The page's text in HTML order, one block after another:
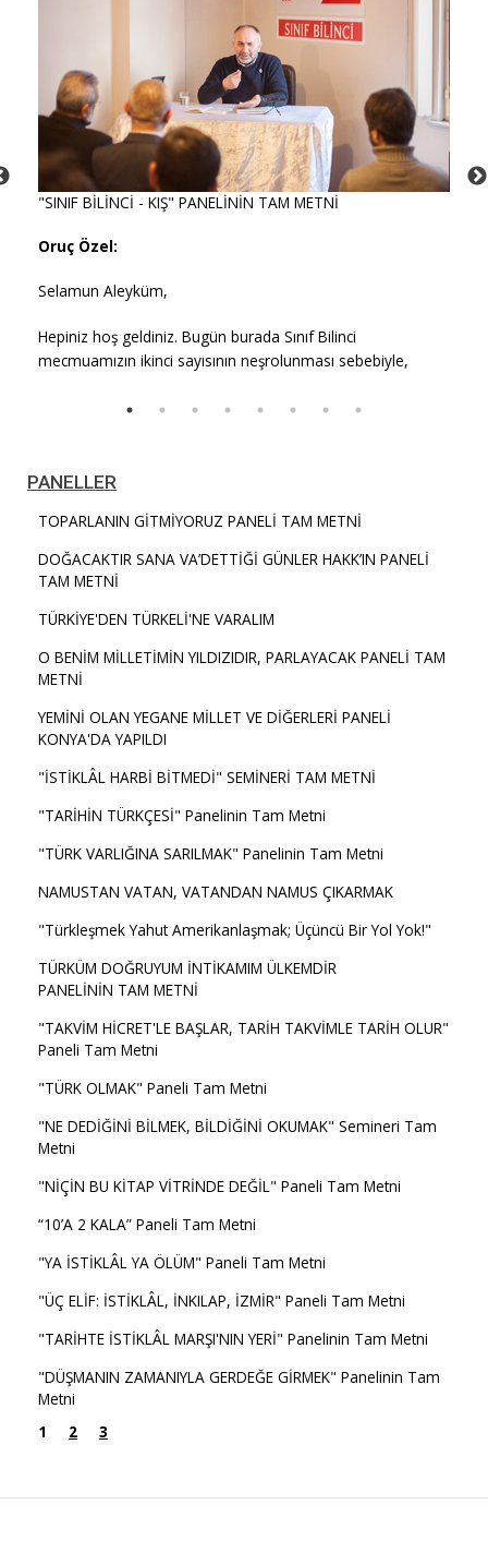
"SINIF BİLİNCİ - KIŞ" PANELİNİN TAM METNİ
Oruç Özel:
Selamun Aleyküm,
Hepiniz hoş geldiniz. Bugün burada Sınıf Bilinci
mecmuamızın ikinci sayısının neşrolunması sebebiyle,
PANELLER
TOPARLANIN GİTMİYORUZ PANELİ TAM METNİ
DOĞACAKTIR SANA VA’DETTİĞİ GÜNLER HAKK’IN PANELİ
TAM METNİ
TÜRKİYE'DEN TÜRKELİ'NE VARALIM
O BENİM MİLLETİMİN YILDIZIDIR, PARLAYACAK PANELİ TAM
METNİ
YEMİNİ OLAN YEGANE MİLLET VE DİĞERLERİ PANELİ
KONYA'DA YAPILDI
"İSTİKLÂL HARBİ BİTMEDİ" SEMİNERİ TAM METNİ
"TARİHİN TÜRKÇESİ" Panelinin Tam Metni
"TÜRK VARLIĞINA SARILMAK" Panelinin Tam Metni
NAMUSTAN VATAN, VATANDAN NAMUS ÇIKARMAK
"Türkleşmek Yahut Amerikanlaşmak; Üçüncü Bir Yol Yok!"
TÜRKÜM DOĞRUYUM İNTİKAMIM ÜLKEMDİR
PANELİNİN TAM METNİ
"TAKVİM HİCRET'LE BAŞLAR, TARİH TAKVİMLE TARİH OLUR"
Paneli Tam Metni
"TÜRK OLMAK" Paneli Tam Metni
"NE DEDİĞİNİ BİLMEK, BİLDİĞİNİ OKUMAK" Semineri Tam
Metni
"NİÇİN BU KİTAP VİTRİNDE DEĞİL" Paneli Tam Metni
“10’A 2 KALA” Paneli Tam Metni
"YA İSTİKLÂL YA ÖLÜM" Paneli Tam Metni
"ÜÇ ELİF: İSTİKLÂL, İNKILAP, İZMİR" Paneli Tam Metni
"TARİHTE İSTİKLÂL MARŞI'NIN YERİ" Panelinin Tam Metni
"DÜŞMANIN ZAMANIYLA GERDEĞE GİRMEK" Panelinin Tam
Metni
1
2 3